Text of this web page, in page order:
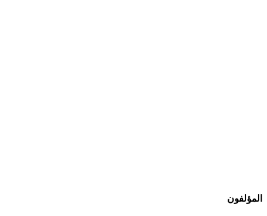
المؤلفون